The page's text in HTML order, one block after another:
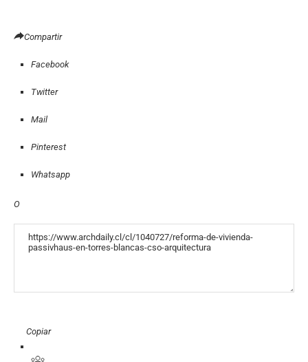
Compartir
Facebook
Twitter
Mail
Pinterest
Whatsapp
O
Copiar